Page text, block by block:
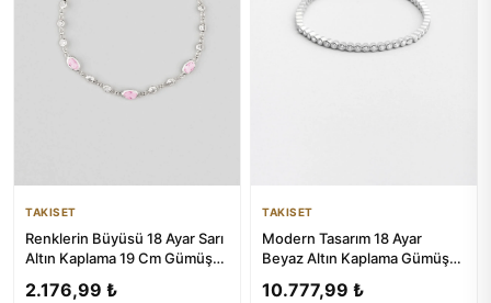
TAKISET
Renklerin Büyüsü 18 Ayar Sarı
Altın Kaplama 19 Cm Gümüş
2.176,99 ₺
TAKISET
Modern Tasarım 18 Ayar
Beyaz Altın Kaplama Gümüş
10.777,99 ₺